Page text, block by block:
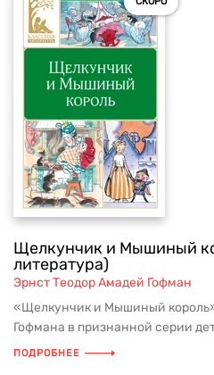
Щелкунчик и Мышиный
литература)
Эрнст Теодор Амадей Гофман
«Щелкунчик и Мышиный
Гофмана в признанной серии
ПОДРОБНЕЕ